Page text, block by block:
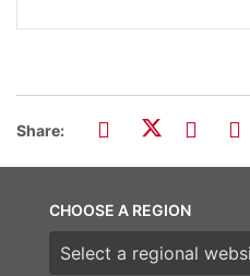
Share:
CHOOSE A REGION
Choose a region